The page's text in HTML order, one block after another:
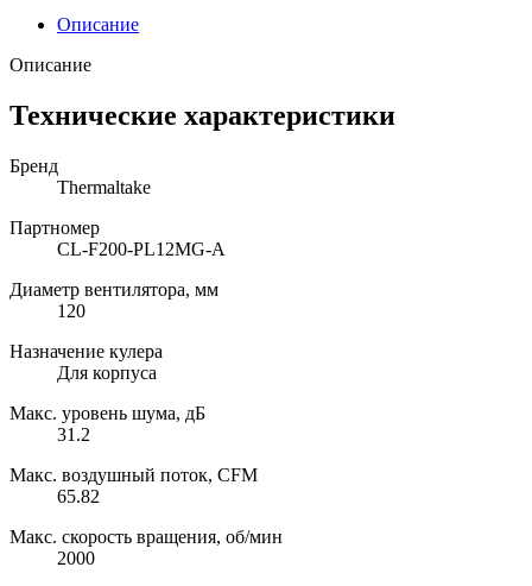
Описание
Описание
Технические характеристики
Бренд
Thermaltake
Партномер
CL-F200-PL12MG-A
Диаметр вентилятора, мм
120
Назначение кулера
Для корпуса
Макс. уровень шума, дБ
31.2
Макс. воздушный поток, CFM
65.82
Макс. скорость вращения, об/мин
2000